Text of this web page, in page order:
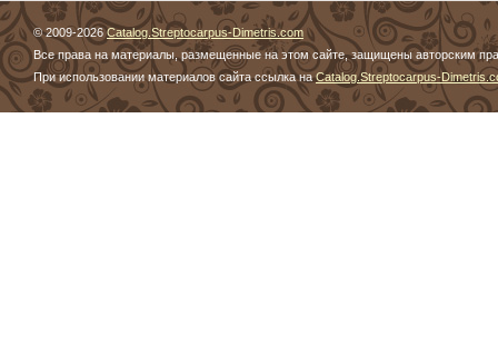
© 2009-2026Catalog.Streptocarpus-Dimetris.com
Все права на материалы, размещенные на этом сайте, защищены авторским
При использовании материалов сайта ссылка наCatalog.Streptocarpus-